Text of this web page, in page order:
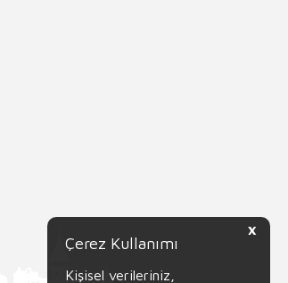
X
Çerez Kullanımı
Kişisel verileriniz,